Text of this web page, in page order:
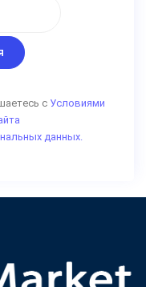
с Условиями
данных.